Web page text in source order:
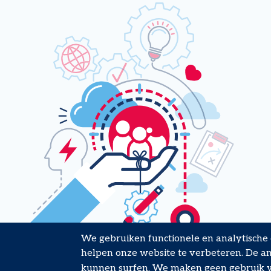
We gebruiken functionele en
helpen onze website te verbeteren. De
kunnen surfen. We maken geen gebruik